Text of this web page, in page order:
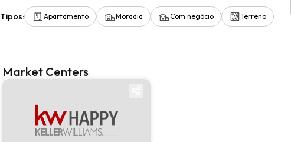
Tipos: Apartamento Moradia Com negócio Terreno
Market Centers